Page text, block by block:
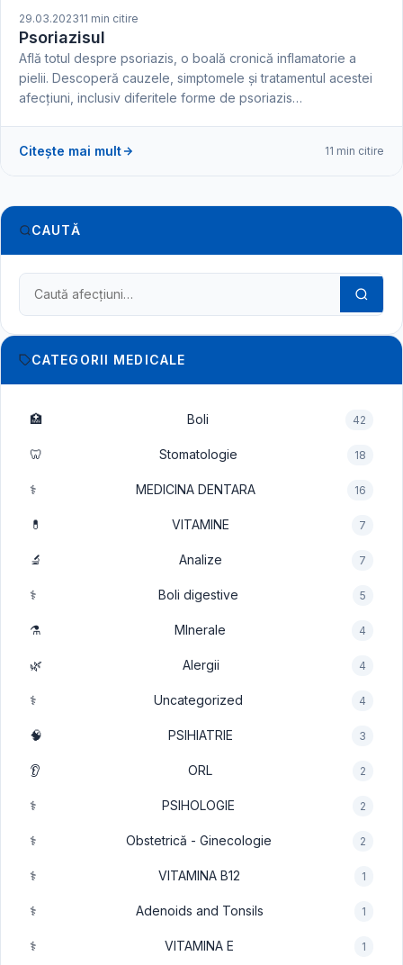
29.03.202311 min citire
Psoriazisul
Află totul despre psoriazis, o boală cronică inflamatorie a
pielii. Descoperă cauzele, simptomele și tratamentul acestei
afecțiuni, inclusiv diferitele forme de psoriazis…
Citește mai mult 11 min citire
CAUTĂ
Caută în dicționarul medical
CATEGORII MEDICALE
🏥 Boli 42
🦷 Stomatologie 18
⚕️ MEDICINA DENTARA 16
💊 VITAMINE 7
🔬 Analize 7
⚕️ Boli digestive 5
⚗️ MInerale 4
🌿 Alergii 4
⚕️ Uncategorized 4
🧠 PSIHIATRIE 3
👂 ORL 2
⚕️ PSIHOLOGIE 2
⚕️ Obstetrică - Ginecologie 2
⚕️ VITAMINA B12 1
⚕️ Adenoids and Tonsils 1
⚕️ VITAMINA E 1